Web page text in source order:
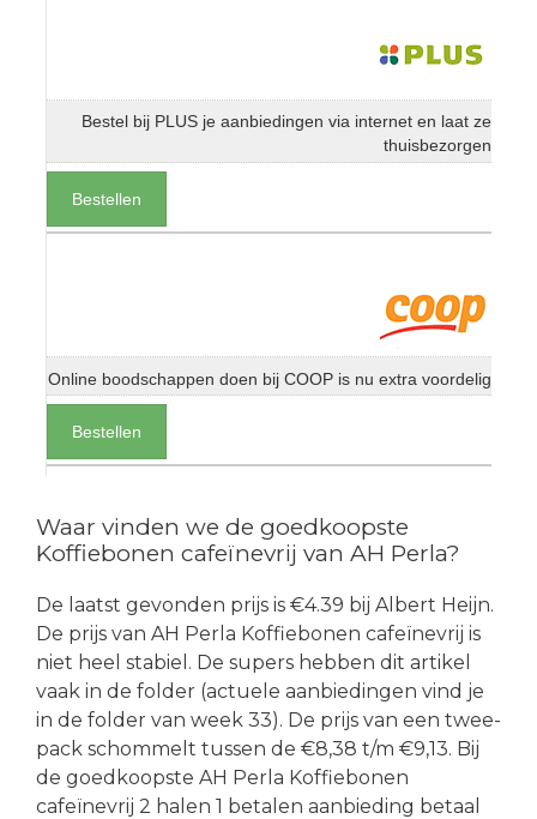
Bestel bij PLUS je aanbiedingen via internet en laat ze
thuisbezorgen
Bestellen
Online boodschappen doen bij COOP is nu extra voordelig
Bestellen
Waar vinden we de goedkoopste
Koffiebonen cafeïnevrij van AH Perla?
De laatst gevonden prijs is €4.39 bij Albert Heijn.
De prijs van AH Perla Koffiebonen cafeïnevrij is
niet heel stabiel. De supers hebben dit artikel
vaak in de folder (actuele aanbiedingen vind je
in de folder van week 33). De prijs van een twee-
pack schommelt tussen de €8,38 t/m €9,13. Bij
de goedkoopste AH Perla Koffiebonen
cafeïnevrij 2 halen 1 betalen aanbieding betaal